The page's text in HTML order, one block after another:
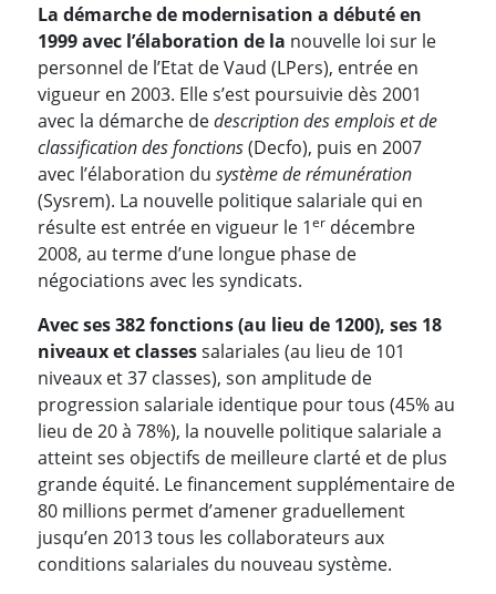
La démarche de modernisation a débuté en
1999 avec l’élaboration de la nouvelle loi sur le
personnel de l’Etat de Vaud (LPers), entrée en
vigueur en 2003. Elle s’est poursuivie dès 2001
avec la démarche dedescription des emplois et de
classification des fonctions(Decfo), puis en 2007
avec l’élaboration du système de rémunération
(Sysrem). La nouvelle politique salariale qui en
résulte est entrée en vigueur le 1er décembre
2008, au terme d’une longue phase de
négociations avec les syndicats.
Avec ses 382 fonctions (au lieu de 1200), ses 18
niveaux et classessalariales (au lieu de 101
niveaux et 37 classes), son amplitude de
progression salariale identique pour tous (45% au
lieu de 20 à 78%), la nouvelle politique salariale a
atteint ses objectifs de meilleure clarté et de plus
grande équité. Le financement supplémentaire de
80 millions permet d’amener graduellement
jusqu’en 2013 tous les collaborateurs aux
conditions salariales du nouveau système.